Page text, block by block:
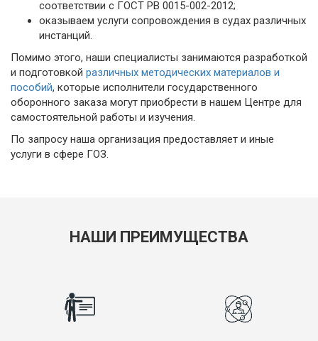
соответствии с ГОСТ РВ 0015-002-2012;
оказываем услуги сопровождения в судах различных
инстанций.
Помимо этого, наши специалисты занимаются разработкой
и подготовкой различных методических материалов и
пособий, которые исполнители государственного
оборонного заказа могут приобрести в нашем Центре для
самостоятельной работы и изучения.
По запросу наша организация предоставляет и иные
услуги в сфере ГОЗ.
НАШИ ПРЕИМУЩЕСТВА